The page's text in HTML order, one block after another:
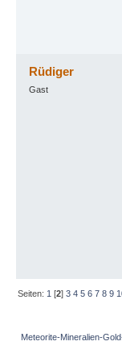
Rüdiger
Gast
Seiten: 1 [2]3 4 5 6 7 8 9
Meteorite-Mineralien-